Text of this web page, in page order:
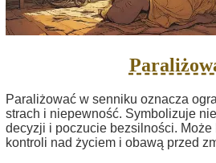
Paraliżować w senniku oznacza
strach i niepewność. Symbolizuje
decyzji i poczucie bezsilności. Może
kontroli nad życiem i obawą przed